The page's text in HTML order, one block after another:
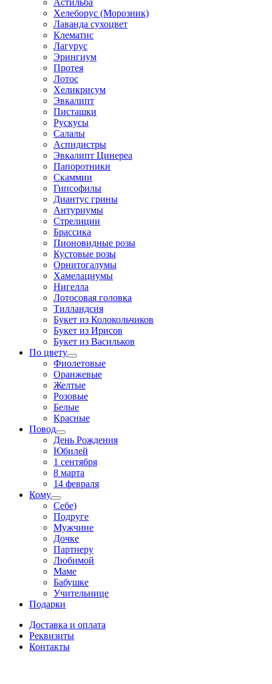
Хелеборус (Морозник)
Лаванда сухоцвет
Клематис
Лагурус
Эрингиум
Протея
Лотос
Хеликрисум
Эвкалипт
Писташки
Рускусы
Салалы
Аспидистры
Эвкалипт Цинереа
Папоротники
Скаммии
Гипсофилы
Диантус грины
Антуриумы
Стрелиции
Брассика
Пионовидные розы
Кустовые розы
Орнитогалумы
Хамелациумы
Нигелла
Лотосовая головка
Тилландсия
Букет из Колокольчиков
Букет из Ирисов
Букет из Васильков
По цвету
Фиолетовые
Оранжевые
Желтые
Розовые
Белые
Красные
Повод
День Рождения
Юбилей
1 сентября
8 марта
14 февраля
Кому
Себе)
Подруге
Мужчине
Дочке
Партнеру
Любимой
Маме
Бабушке
Учительнице
Подарки
Доставка и оплата
Реквизиты
Контакты